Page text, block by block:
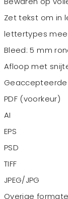
Zet tekst om in
lettertypes mee
Bleed: 5 mm
Afloop met
PDF (voorkeur)
AI
EPS
PSD
TIFF
JPEG/JPG
Overige